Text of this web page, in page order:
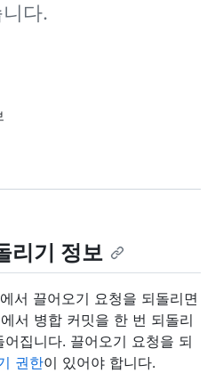
다.
리기 정보
서 끌어오기 요청을 되돌리면
서 병합 커밋을 한 번 되돌리
집니다. 끌어오기 요청을 되
권한이 있어야 합니다.